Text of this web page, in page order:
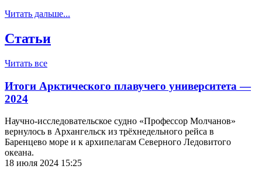
Читать дальше...
Статьи
Читать все
Итоги Арктического плавучего университета —
2024
Научно-исследовательское судно «Профессор Молчанов»
вернулось в Архангельск из трёхнедельного рейса в
Баренцево море и к архипелагам Северного Ледовитого
океана.
18 июля 2024 15:25